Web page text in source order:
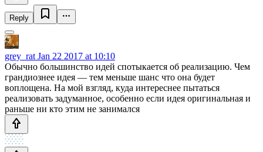
Reply
grey_rat Jan 22 2017 at 10:10
Обычно большинство идей спотыкается об реализацию. Чем
грандиознее идея — тем меньше шанс что она будет
воплощена. На мой взгляд, куда интереснее пытаться
реализовать задуманное, особенно если идея оригинальная и
раньше ни кто этим не занимался